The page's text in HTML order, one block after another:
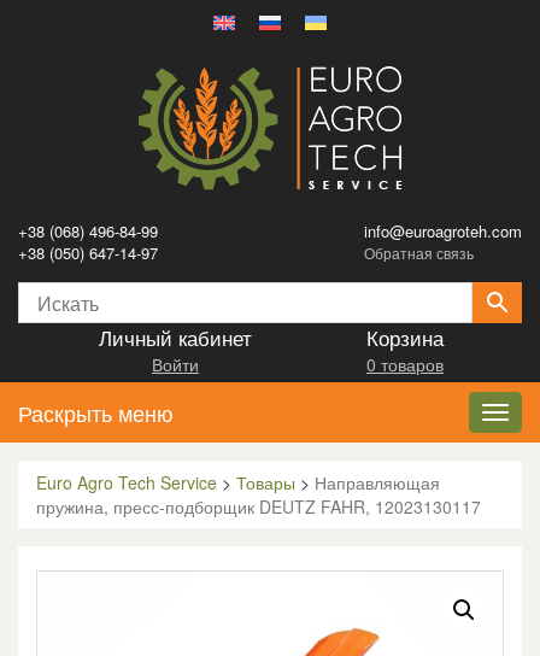
+38 (068) 496-84-99
+38 (050) 647-14-97
info@euroagroteh.com
Обратная связь
Личный кабинет
Войти
Корзина
0 товаров
Раскрыть меню
Euro Agro Tech Service > Товары > Направляющая
пружина, пресс-подборщик DEUTZ FAHR, 12023130117